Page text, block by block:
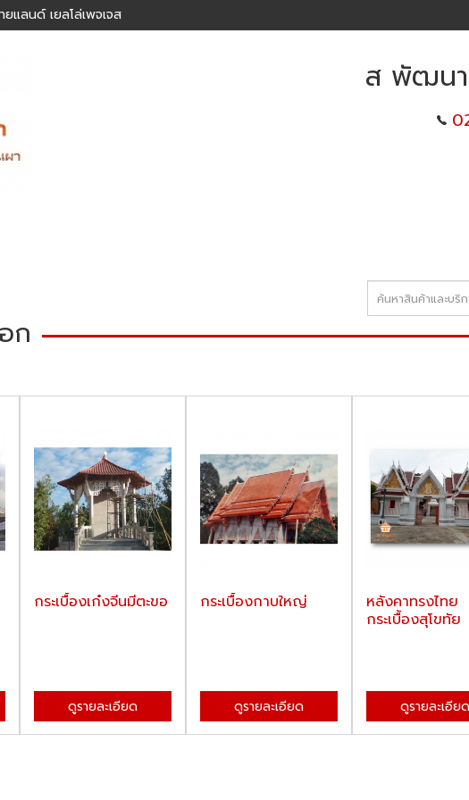
ยแลนด์ เยลโล่เพจเจส
ส พัฒนา
ก
กระเบื้องเก๋งจีนมีตะขอ
ดูรายละเอียด
กระเบื้องกาบใหญ่
ดูรายละเอียด
หลังคาทรงไทย
กระเบื้องสุโขทัย
ดูรายละเอียด